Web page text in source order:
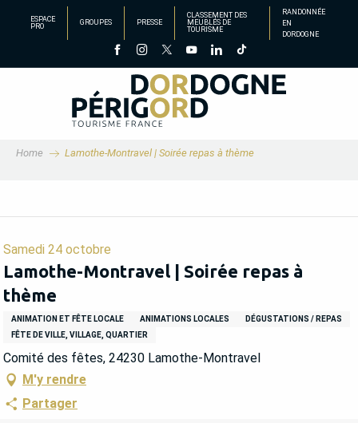
principal
ESPACE
PRO
GROUPES PRESSE
CLASSEMENT DES
MEUBLÉS DE
TOURISME
RANDONNÉE
EN
DORDOGNE
Home Lamothe-Montravel | Soirée repas à thème
Samedi 24 octobre
Lamothe-Montravel | Soirée repas à
thème
ANIMATION ET FÊTE LOCALE ANIMATIONS LOCALES
DÉGUSTATIONS / REPAS
FÊTE DE VILLE, VILLAGE, QUARTIER
Comité des fêtes, 24230 Lamothe-Montravel
M'y rendre
Partager